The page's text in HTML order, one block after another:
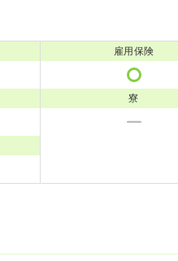
雇用保険
寮